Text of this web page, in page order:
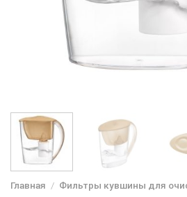
Главная / Фильтры кувшины для